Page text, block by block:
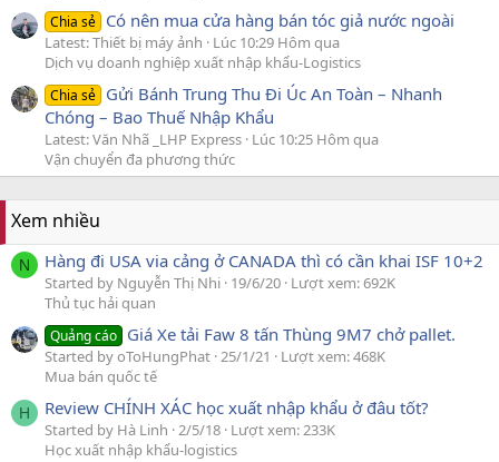
Chia sẻ Có nên mua cửa hàng bán tóc giả nước ngoài
Latest: Thiết bị máy ảnh
Lúc 10:29 Hôm qua
Dịch vụ doanh nghiệp xuất nhập khẩu-Logistics
Chia sẻ Gửi Bánh Trung Thu Đi Úc An Toàn – Nhanh
Chóng – Bao Thuế Nhập Khẩu
Latest: Văn Nhã _LHP Express Lúc 10:25 Hôm qua
Vận chuyển đa phương thức
Xem nhiều
N Hàng đi USA via cảng ở CANADA thì có cần khai ISF 10+2
Started by Nguyễn Thị Nhi 19/6/20 Lượt xem: 692K
Thủ tục hải quan
Quảng cáo Giá Xe tải Faw 8 tấn Thùng 9M7 chở pallet.
Started by oToHungPhat 25/1/21
Lượt xem: 468K
Mua bán quốc tế
H Review CHÍNH XÁC học xuất nhập khẩu ở đâu tốt?
Started by Hà Linh 2/5/18 Lượt xem: 233K
Học xuất nhập khẩu-logistics